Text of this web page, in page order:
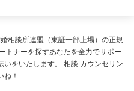
相談所連盟（東証一部上場）の正規
トナーを探すあなたを全力でサポー
いをいたします。 相談 カウンセリン
ね！